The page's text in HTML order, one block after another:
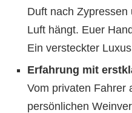
Duft nach
Luft hängt. Euer
Ein versteckter
Erfahrung mit
Vom privaten Fahrer
persönlichen